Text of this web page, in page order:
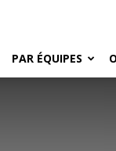
PAR ÉQUIPES